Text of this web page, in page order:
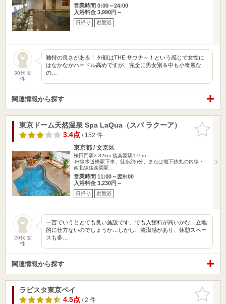
営業時間 0:00～24:00
入浴料金 3,990円～
日帰り 岩盤浴
30代 女
性
独特の良さがある！ 外観はTHE サウナ～！という感じで女性に
はなかなかハードル高めですが、完全に男女別＆中も小奇麗な
の…
関連情報から探す
お気に入
りに追加
東京ドーム天然温泉 Spa LaQua（スパ ラクーア）
3.4点/ 152 件
東京都 / 文京区
桜田門駅3.32km 後楽園駅175m
JR線水道橋駅下車、徒歩約6分、または地下鉄丸の内線・
南北線後楽園駅…
営業時間 11:00～翌9:00
入浴料金 3,230円～
日帰り 岩盤浴
20代 女
性
一言でいうととても良い施設です。でも入館料が高いかな…立地
的に仕方ないのでしょうか…しかし、清潔感があり、休憩スペー
スも多…
関連情報から探す
お気に入
りに追加
ラビスタ東京ベイ
4.5点/ 2 件